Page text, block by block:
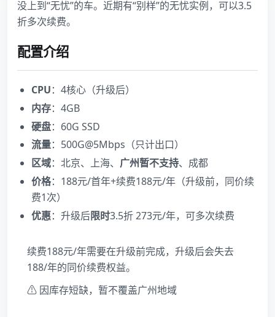
没上到“无忧”的车。近期有“别样”的无忧实例，可以3.5
折多次续费。
配置介绍
CPU：4核心（升级后）
内存：4GB
硬盘：60G SSD
流量：500G@5Mbps（只计出口）
区域：北京、上海、 广州暂不支持、成都
价格：188元/首年+续费188元/年（升级前，同价续
费1次）
优惠：升级后限时3.5折 273元/年，可多次续费
续费188元/年需要在升级前完成，升级后会失去
188/年的同价续费权益。
⚠ 因库存短缺，暂不覆盖广州地域